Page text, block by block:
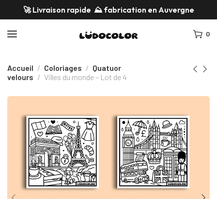
🚀 Livraison rapide ⛰️ fabrication en Auvergne
0
Accueil Coloriages
Quatuor
velours
Villes du monde – Lot de 4